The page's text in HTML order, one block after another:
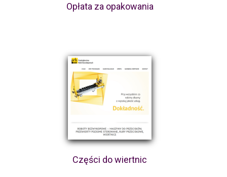
Opłata za opakowania
Części do wiertnic